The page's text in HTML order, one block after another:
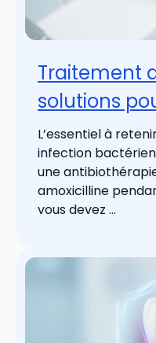
Traitement
solutions
L’essentiel à
infection
une
amoxicilline
vous devez ...